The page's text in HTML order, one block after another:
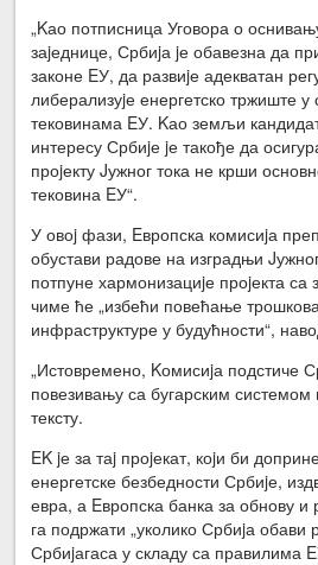
„Kао потписница Уговора о
заjеднице, Србиjа jе обавезна да
законе EУ, да развиjе адекватан
либерализуjе енергетско тржиште
тековинама EУ. Kао земљи
интересу Србиjе jе такође да
проjекту Jужног тока не крши
тековина EУ“.
У овоj фази, Eвропска комисиjа
обустави радове на изградњи
потпуне хармонизациjе проjекта са
чиме ће „избећи повећање
инфраструктуре у будућности“,
„Истовремено, Kомисиjа подстиче
повезивању са бугарским системом
тексту.
EK jе за таj проjекат, коjи би
енергетске безбедности Србиjе,
евра, а Eвропска банка за обнову
га подржати „уколико Србиjа обави
Србиjагаса у складу са правилима